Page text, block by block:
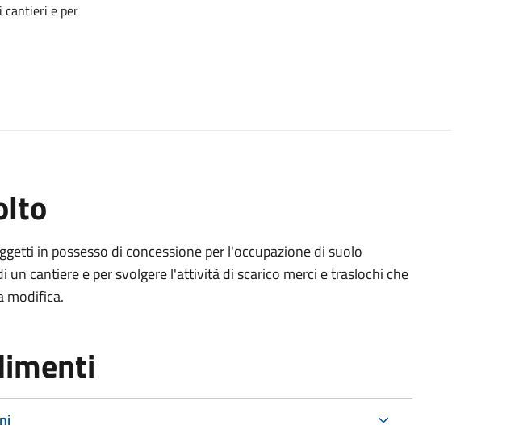
cantieri e per
in possesso di concessione per l'occupazione di suolo
un cantiere e per svolgere l'attività di scarico merci e traslochi che
modifica.